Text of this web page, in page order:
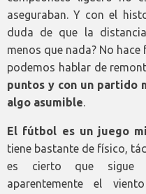
aseguraban. Y con el
duda de que la
menos que nada? No
podemos hablar de
puntos y con un partido
algo asumible.
El fútbol es un juego
tiene bastante de físico,
es cierto que sigue
aparentemente el